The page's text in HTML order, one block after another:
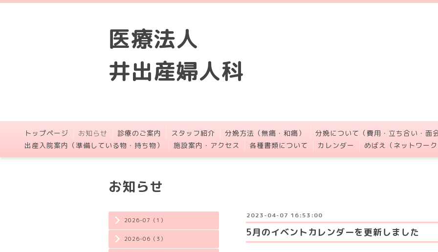
医療法人
井出産婦人科
トップページ お知らせ 診療のご案内 スタッフ紹介 分娩方法（無痛・和痛）
分娩について（費用・立ち合い・面
出産入院案内（準備している物・持ち物）
施設案内・アクセス 各種書類について カレンダー めばえ（ネットワー
2026-07（1）
2026-06（3）
お知らせ
2023-04-07 16:53:00
5月のイベントカレンダーを更新しました